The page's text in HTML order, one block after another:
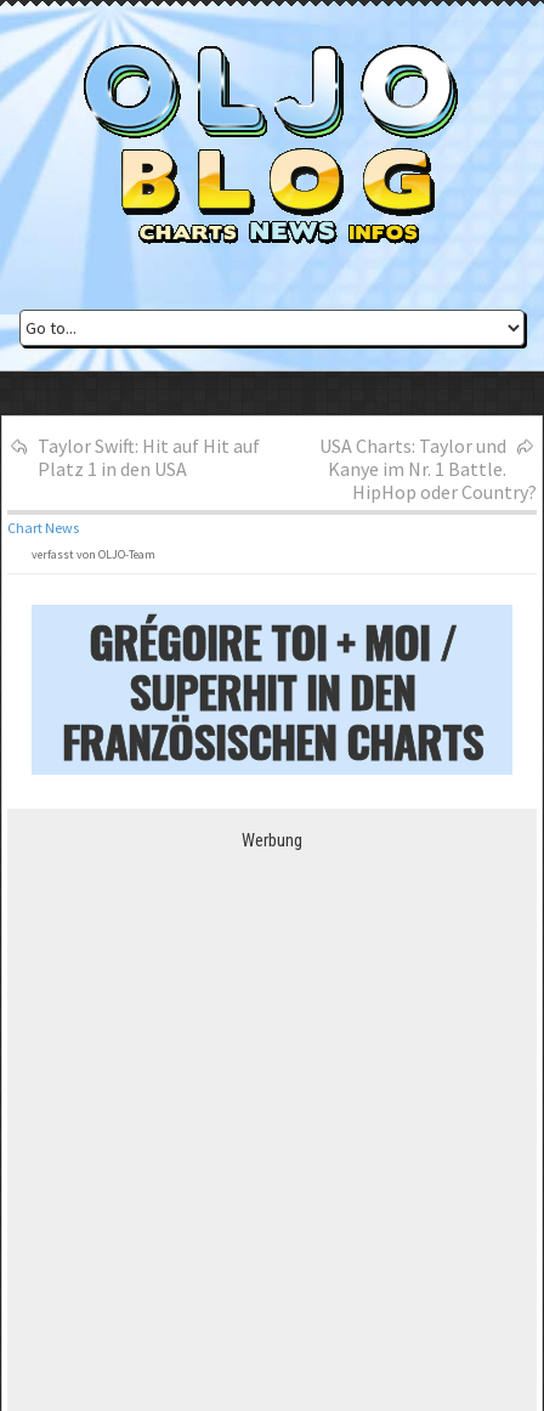
Taylor Swift: Hit auf Hit auf
Platz 1 in den USA
USA Charts: Taylor und
Kanye im Nr. 1 Battle.
HipHop oder Country?
Chart News
verfasst von OLJO-Team
GRÉGOIRE TOI + MOI /
SUPERHIT IN DEN
FRANZÖSISCHEN CHARTS
Werbung